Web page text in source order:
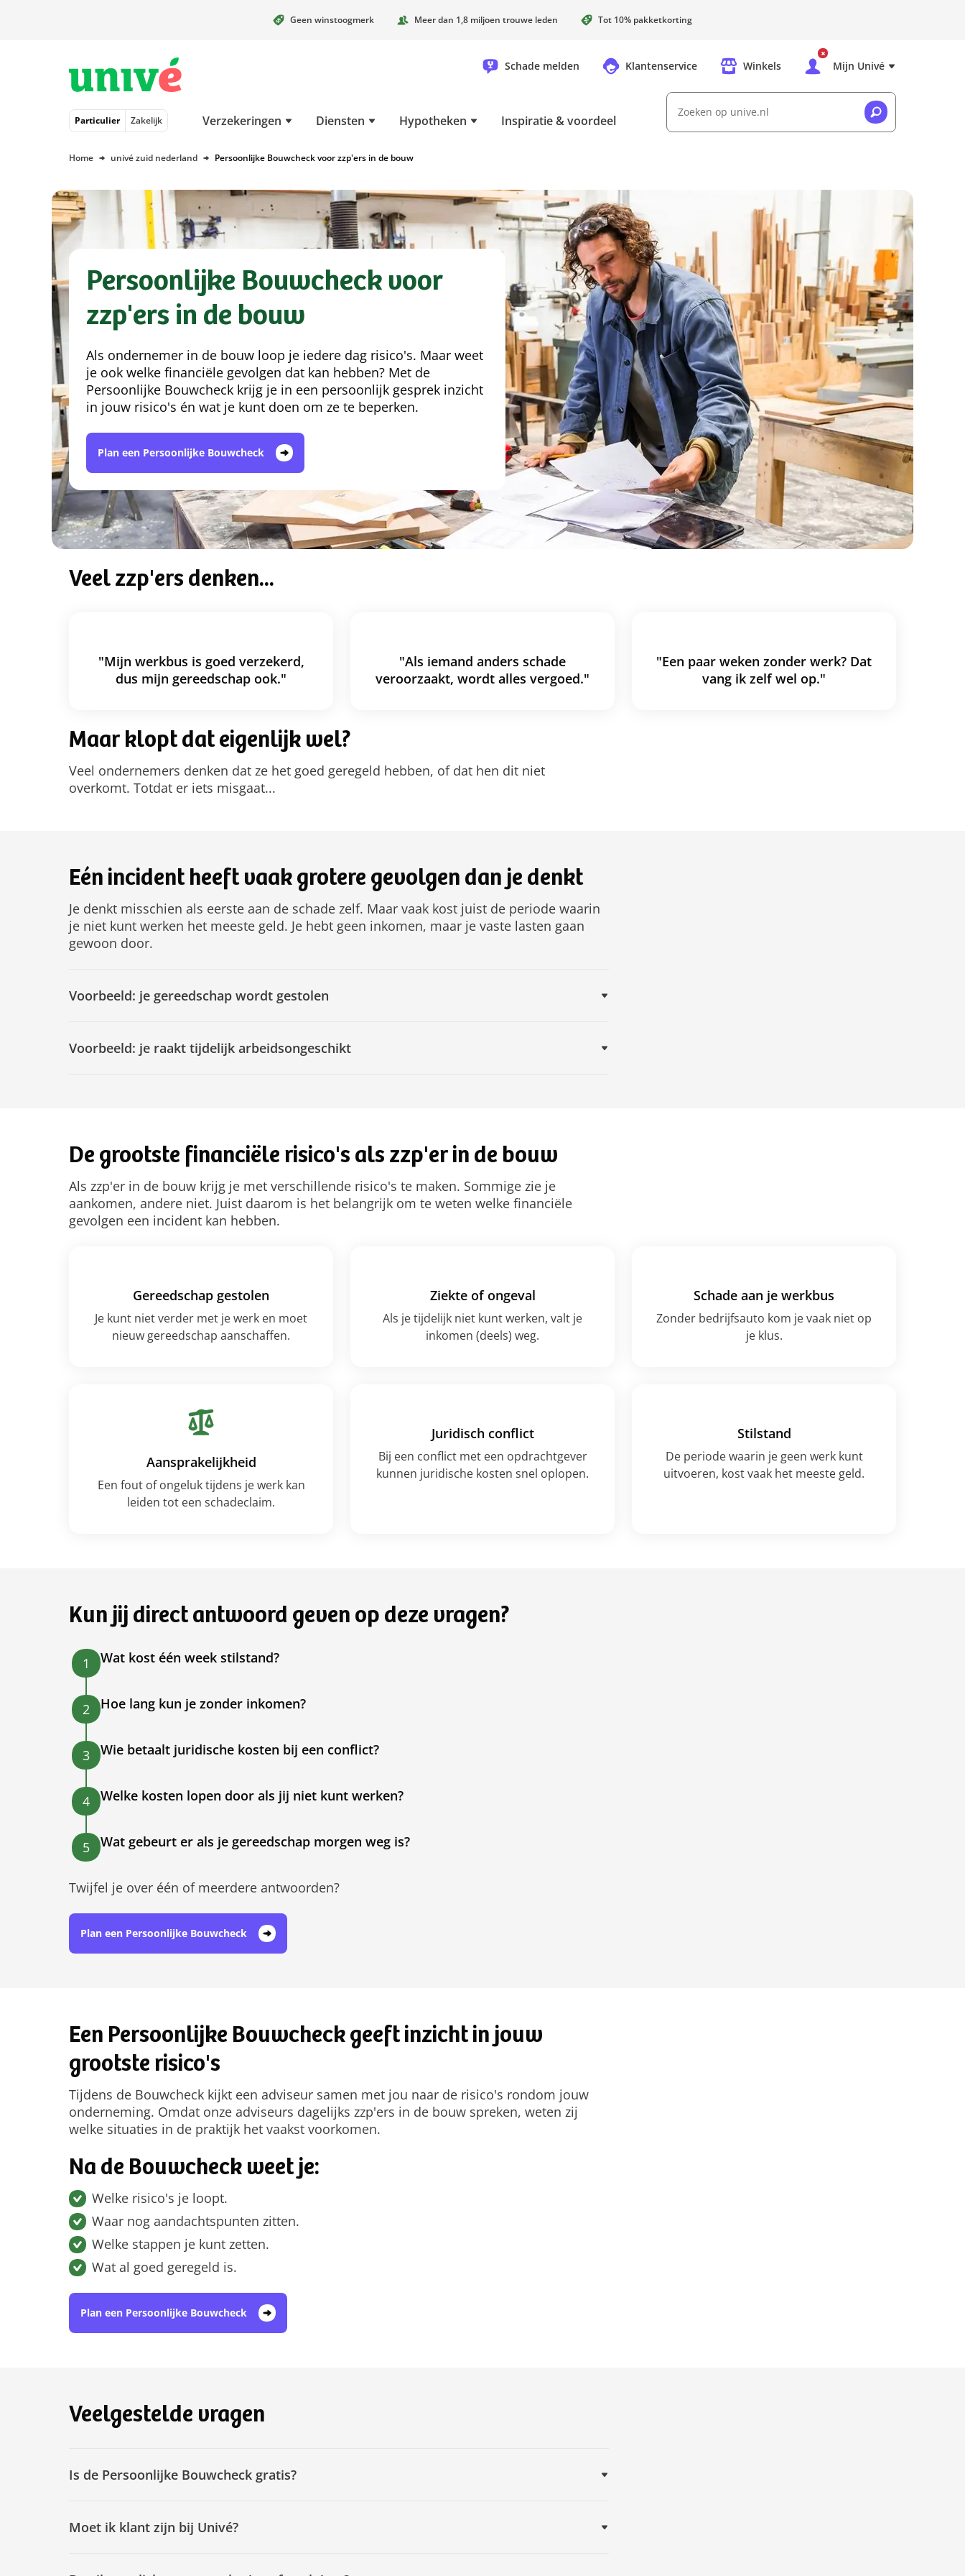
Geen winstoogmerk Meer dan 1,8 miljoen trouwe leden Tot 10% pakketkorting
Schade melden Klantenservice Winkels Mijn Univé
Particulier Zakelijk Verzekeringen Diensten Hypotheken Inspiratie & voordeel
Zoeken op unive.nl
Home univé zuid nederland Persoonlijke Bouwcheck voor zzp'ers in de bouw
Persoonlijke Bouwcheck voor
zzp'ers in de bouw
Als ondernemer in de bouw loop je iedere dag risico's. Maar weet
je ook welke financiële gevolgen dat kan hebben? Met de
Persoonlijke Bouwcheck krijg je in een persoonlijk gesprek inzicht
in jouw risico's én wat je kunt doen om ze te beperken.
Plan een Persoonlijke Bouwcheck
Veel zzp'ers denken...
"Mijn werkbus is goed verzekerd,
dus mijn gereedschap ook."
"Als iemand anders schade
veroorzaakt, wordt alles vergoed."
"Een paar weken zonder werk? Dat
vang ik zelf wel op."
Maar klopt dat eigenlijk wel?
Veel ondernemers denken dat ze het goed geregeld hebben, of dat hen dit niet
overkomt. Totdat er iets misgaat...
Eén incident heeft vaak grotere gevolgen dan je denkt
Je denkt misschien als eerste aan de schade zelf. Maar vaak kost juist de periode waarin
je niet kunt werken het meeste geld. Je hebt geen inkomen, maar je vaste lasten gaan
gewoon door.
Voorbeeld: je gereedschap wordt gestolen
Voorbeeld: je raakt tijdelijk arbeidsongeschikt
De grootste financiële risico's als zzp'er in de bouw
Als zzp'er in de bouw krijg je met verschillende risico's te maken. Sommige zie je
aankomen, andere niet. Juist daarom is het belangrijk om te weten welke financiële
gevolgen een incident kan hebben.
Gereedschap gestolen
Je kunt niet verder met je werk en moet
nieuw gereedschap aanschaffen.
Ziekte of ongeval
Als je tijdelijk niet kunt werken, valt je
inkomen (deels) weg.
Schade aan je werkbus
Zonder bedrijfsauto kom je vaak niet op
je klus.
Aansprakelijkheid
Een fout of ongeluk tijdens je werk kan
leiden tot een schadeclaim.
Juridisch conflict
Bij een conflict met een opdrachtgever
kunnen juridische kosten snel oplopen.
Stilstand
De periode waarin je geen werk kunt
uitvoeren, kost vaak het meeste geld.
Kun jij direct antwoord geven op deze vragen?
1 Wat kost één week stilstand?
2 Hoe lang kun je zonder inkomen?
3 Wie betaalt juridische kosten bij een conflict?
4 Welke kosten lopen door als jij niet kunt werken?
5 Wat gebeurt er als je gereedschap morgen weg is?
Twijfel je over één of meerdere antwoorden?
Plan een Persoonlijke Bouwcheck
Een Persoonlijke Bouwcheck geeft inzicht in jouw
grootste risico's
Tijdens de Bouwcheck kijkt een adviseur samen met jou naar de risico's rondom jouw
onderneming. Omdat onze adviseurs dagelijks zzp'ers in de bouw spreken, weten zij
welke situaties in de praktijk het vaakst voorkomen.
Na de Bouwcheck weet je:
Welke risico's je loopt.
Waar nog aandachtspunten zitten.
Welke stappen je kunt zetten.
Wat al goed geregeld is.
Plan een Persoonlijke Bouwcheck
Veelgestelde vragen
Is de Persoonlijke Bouwcheck gratis?
Moet ik klant zijn bij Univé?